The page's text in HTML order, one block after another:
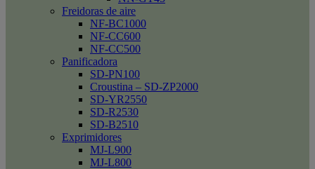
Freidoras de aire
NF-BC1000
NF-CC600
NF-CC500
Panificadora
SD-PN100
Croustina – SD-ZP2000
SD-YR2550
SD-R2530
SD-B2510
Exprimidores
MJ-L900
MJ-L800